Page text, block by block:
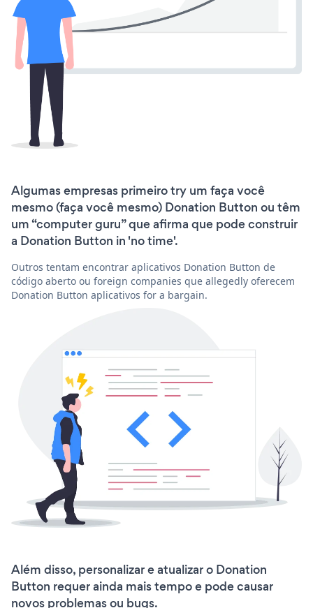
Algumas empresas primeiro try um faça você
mesmo (faça você mesmo) Donation Button ou têm
um “computer guru” que afirma que pode construir
a Donation Button in 'no time'.
Outros tentam encontrar aplicativos Donation Button de
código aberto ou foreign companies que allegedly oferecem
Donation Button aplicativos for a bargain.
Além disso, personalizar e atualizar o Donation
Button requer ainda mais tempo e pode causar
novos problemas ou bugs.